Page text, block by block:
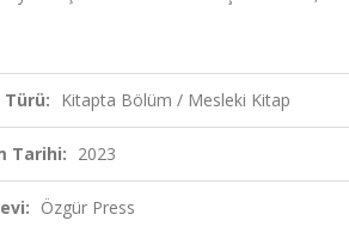
Türü: Kitapta Bölüm / Mesleki Kitap
Tarihi: 2023
Özgür Press